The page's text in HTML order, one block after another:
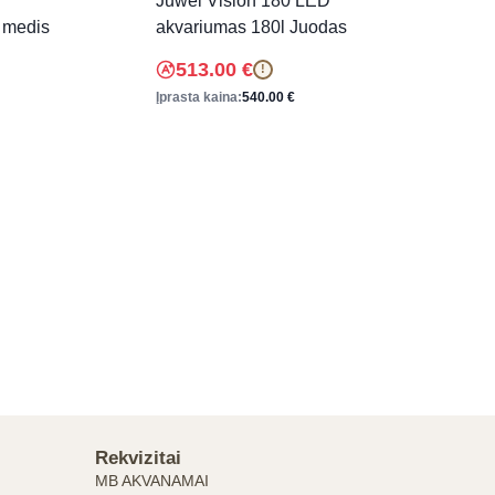
akvariumas 180l Juodas
513.00 € !
Įprasta kaina:540.00 €
Rekvizitai
MB AKVANAMAI